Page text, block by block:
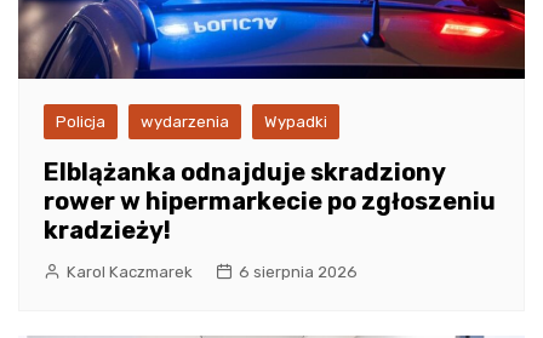
Policja wydarzenia Wypadki
Elblążanka odnajduje skradziony
rower w hipermarkecie po zgłoszeniu
kradzieży!
Karol Kaczmarek 6 sierpnia 2026